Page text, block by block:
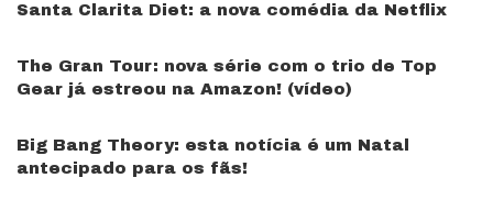
Santa Clarita Diet: a nova comédia da Netflix
The Gran Tour: nova série com o trio de Top
Gear já estreou na Amazon! (vídeo)
Big Bang Theory: esta notícia é um Natal
antecipado para os fãs!